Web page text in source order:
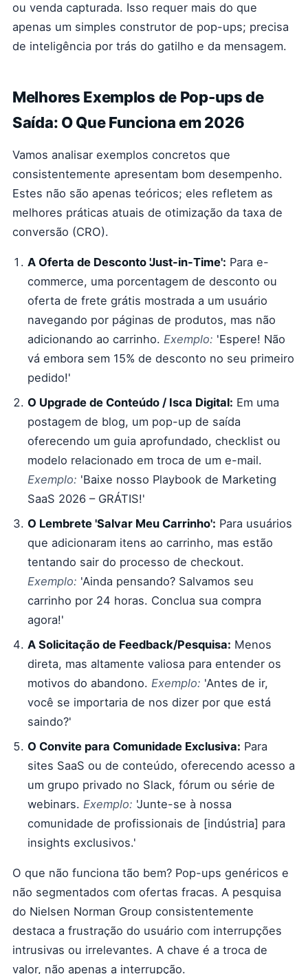
ou venda capturada. Isso requer mais do que
apenas um simples construtor de pop-ups; precisa
de inteligência por trás do gatilho e da mensagem.
Melhores Exemplos de Pop-ups de
Saída: O Que Funciona em 2026
Vamos analisar exemplos concretos que
consistentemente apresentam bom desempenho.
Estes não são apenas teóricos; eles refletem as
melhores práticas atuais de otimização da taxa de
conversão (CRO).
A Oferta de Desconto 'Just-in-Time': Para e-
commerce, uma porcentagem de desconto ou
oferta de frete grátis mostrada a um usuário
navegando por páginas de produtos, mas não
adicionando ao carrinho. Exemplo: 'Espere! Não
vá embora sem 15% de desconto no seu primeiro
pedido!'
O Upgrade de Conteúdo / Isca Digital: Em uma
postagem de blog, um pop-up de saída
oferecendo um guia aprofundado, checklist ou
modelo relacionado em troca de um e-mail.
Exemplo: 'Baixe nosso Playbook de Marketing
SaaS 2026 – GRÁTIS!'
O Lembrete 'Salvar Meu Carrinho': Para usuários
que adicionaram itens ao carrinho, mas estão
tentando sair do processo de checkout.
Exemplo: 'Ainda pensando? Salvamos seu
carrinho por 24 horas. Conclua sua compra
agora!'
A Solicitação de Feedback/Pesquisa: Menos
direta, mas altamente valiosa para entender os
motivos do abandono. Exemplo: 'Antes de ir,
você se importaria de nos dizer por que está
saindo?'
O Convite para Comunidade Exclusiva: Para
sites SaaS ou de conteúdo, oferecendo acesso a
um grupo privado no Slack, fórum ou série de
webinars. Exemplo: 'Junte-se à nossa
comunidade de profissionais de [indústria] para
insights exclusivos.'
O que não funciona tão bem? Pop-ups genéricos e
não segmentados com ofertas fracas. A pesquisa
do Nielsen Norman Group consistentemente
destaca a frustração do usuário com interrupções
intrusivas ou irrelevantes. A chave é a troca de
valor, não apenas a interrupção.